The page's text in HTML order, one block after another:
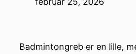
Badmintongreb er en lille,